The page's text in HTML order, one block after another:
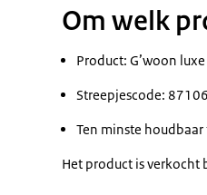
Om welk
Product: G’woon
Streepjescode:
Ten minste
Het product is verkocht